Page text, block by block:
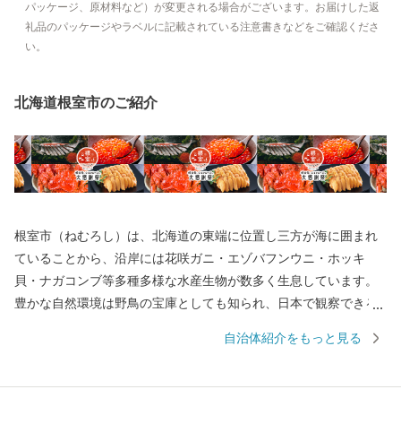
パッケージ、原材料など）が変更される場合がございます。お届けした返
礼品のパッケージやラベルに記載されている注意書きなどをご確認くださ
い。
北海道根室市のご紹介
根室市（ねむろし）は、北海道の東端に位置し三方が海に囲まれ
ていることから、沿岸には花咲ガニ・エゾバフンウニ・ホッキ
貝・ナガコンブ等多種多様な水産生物が数多く生息しています。
豊かな自然環境は野鳥の宝庫としても知られ、日本で観察できる
などには毎年全国各地から多くの方がバードウォッチングに訪れ
自治体紹介をもっと見る